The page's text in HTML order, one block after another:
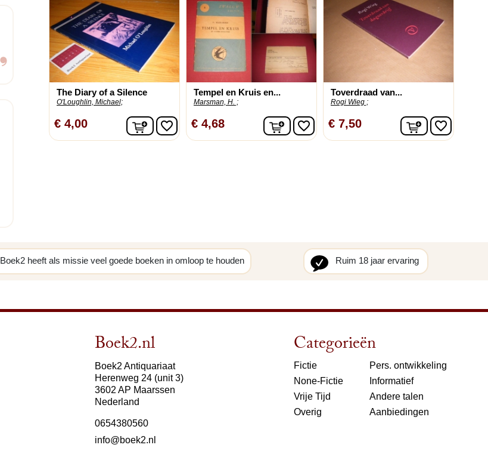
The Diary of a Silence
O'Loughlin, Michael;
€ 4,00 In winkelwagen
favorite_border
Tempel en Kruis en...
Marsman, H. ;
€ 4,68 In winkelwagen
favorite_border
Toverdraad van...
Rogi Wieg ;
€ 7,50 Infavorite_border
Boek2 heeft als missie veel goede boeken in omloop te houden Ruim 18 jaar ervaring
Boek2.nl
Boek2 Antiquariaat
Herenweg 24 (unit 3)
3602 AP Maarssen
Nederland
0654380560
info@boek2.nl
Categorieën
Fictie
None-Fictie
Vrije Tijd
Overig
Pers. ontwikkeling
Informatief
Andere talen
Aanbiedingen